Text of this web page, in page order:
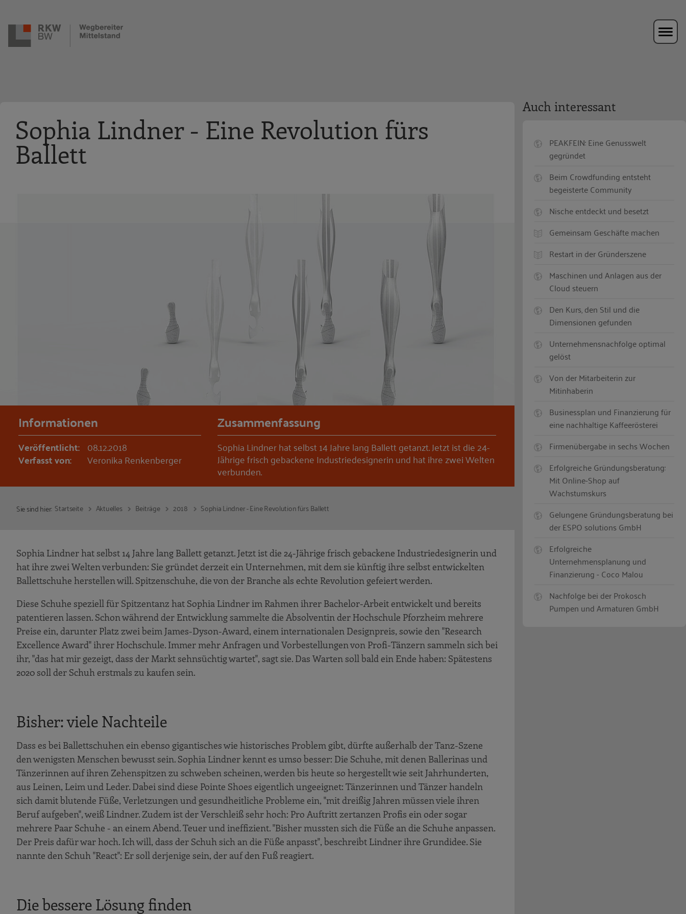
Sophia Lindner - Eine Revolution fürs
Ballett
Informationen
Veröffentlicht: 08.12.2018
Verfasst von: Veronika Renkenberger
Zusammenfassung
Sophia Lindner hat selbst 14 Jahre lang Ballett getanzt. Jetzt ist die 24-
Jährige frisch gebackene Industriedesignerin und hat ihre zwei Welten
verbunden.
Sie sind hier: Startseite Aktuelles Beiträge 2018 Sophia Lindner - Eine Revolution fürs Ballett
Sophia Lindner hat selbst 14 Jahre lang Ballett getanzt. Jetzt ist die 24-Jährige frisch gebackene Industriedesignerin und
hat ihre zwei Welten verbunden: Sie gründet derzeit ein Unternehmen, mit dem sie künftig ihre selbst entwickelten
Ballettschuhe herstellen will. Spitzenschuhe, die von der Branche als echte Revolution gefeiert werden.
Diese Schuhe speziell für Spitzentanz hat Sophia Lindner im Rahmen ihrer Bachelor-Arbeit entwickelt und bereits
patentieren lassen. Schon während der Entwicklung sammelte die Absolventin der Hochschule Pforzheim mehrere
Preise ein, darunter Platz zwei beim James-Dyson-Award, einem internationalen Designpreis, sowie den "Research
Excellence Award" ihrer Hochschule. Immer mehr Anfragen und Vorbestellungen von Profi-Tänzern sammeln sich bei
ihr, "das hat mir gezeigt, dass der Markt sehnsüchtig wartet", sagt sie. Das Warten soll bald ein Ende haben: Spätestens
2020 soll der Schuh erstmals zu kaufen sein.
Bisher: viele Nachteile
Dass es bei Ballettschuhen ein ebenso gigantisches wie historisches Problem gibt, dürfte außerhalb der Tanz-Szene
den wenigsten Menschen bewusst sein. Sophia Lindner kennt es umso besser: Die Schuhe, mit denen Ballerinas und
Tänzerinnen auf ihren Zehenspitzen zu schweben scheinen, werden bis heute so hergestellt wie seit Jahrhunderten,
aus Leinen, Leim und Leder. Dabei sind diese Pointe Shoes eigentlich ungeeignet: Tänzerinnen und Tänzer handeln
sich damit blutende Füße, Verletzungen und gesundheitliche Probleme ein, "mit dreißig Jahren müssen viele ihren
Beruf aufgeben", weiß Lindner. Zudem ist der Verschleiß sehr hoch: Pro Auftritt zertanzen Profis ein oder sogar
mehrere Paar Schuhe - an einem Abend. Teuer und ineffizient. "Bisher mussten sich die Füße an die Schuhe anpassen.
Der Preis dafür war hoch. Ich will, dass der Schuh sich an die Füße anpasst", beschreibt Lindner ihre Grundidee. Sie
nannte den Schuh "React": Er soll derjenige sein, der auf den Fuß reagiert.
Die bessere Lösung finden
Auch interessant
PEAKFEIN: Eine Genusswelt
gegründet
Beim Crowdfunding entsteht
begeisterte Community
Nische entdeckt und besetzt
Gemeinsam Geschäfte machen
Restart in der Gründerszene
Maschinen und Anlagen aus der
Cloud steuern
Den Kurs, den Stil und die
Dimensionen gefunden
Unternehmensnachfolge optimal
gelöst
Von der Mitarbeiterin zur
Mitinhaberin
Businessplan und Finanzierung für
eine nachhaltige Kaffeerösterei
Firmenübergabe in sechs Wochen
Erfolgreiche Gründungsberatung:
Mit Online-Shop auf
Wachstumskurs
Gelungene Gründungsberatung bei
der ESPO solutions GmbH
Erfolgreiche
Unternehmensplanung und
Finanzierung - Coco Malou
Nachfolge bei der Prokosch
Pumpen und Armaturen GmbH